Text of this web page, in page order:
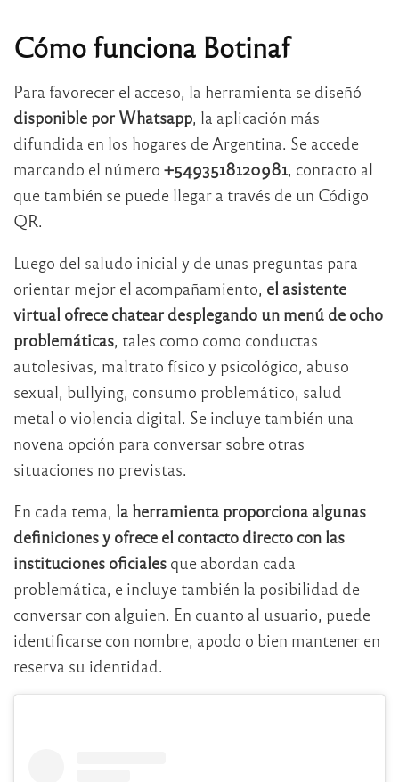
Cómo funciona Botinaf
Para favorecer el acceso, la herramienta se diseñó
disponible por Whatsapp, la aplicación más
difundida en los hogares de Argentina. Se accede
marcando el número +5493518120981, contacto al
que también se puede llegar a través de un Código
QR.
Luego del saludo inicial y de unas preguntas para
orientar mejor el acompañamiento, el asistente
virtual ofrece chatear desplegando un menú de ocho
problemáticas, tales como como conductas
autolesivas, maltrato físico y psicológico, abuso
sexual, bullying, consumo problemático, salud
metal o violencia digital. Se incluye también una
novena opción para conversar sobre otras
situaciones no previstas.
En cada tema, la herramienta proporciona algunas
definiciones y ofrece el contacto directo con las
instituciones oficiales que abordan cada
problemática, e incluye también la posibilidad de
conversar con alguien. En cuanto al usuario, puede
identificarse con nombre, apodo o bien mantener en
reserva su identidad.